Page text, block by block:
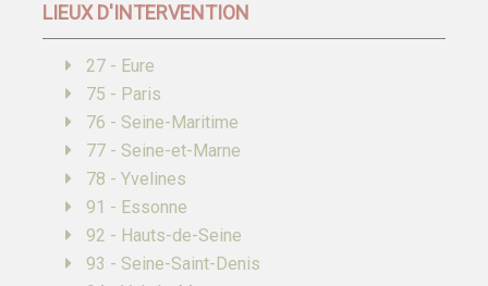
LIEUX D'INTERVENTION
27 - Eure
75 - Paris
76 - Seine-Maritime
77 - Seine-et-Marne
78 - Yvelines
91 - Essonne
92 - Hauts-de-Seine
93 - Seine-Saint-Denis